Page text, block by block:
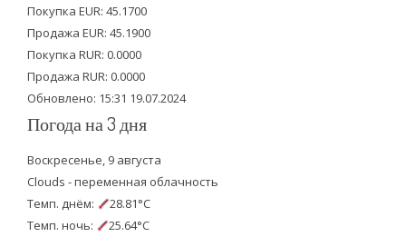
e
r
o
o
k
b
e
Покупка EUR: 45.1700
Продажа EUR: 45.1900
Покупка RUR: 0.0000
Продажа RUR: 0.0000
Обновлено: 15:31 19.07.2024
Погода на 3 дня
Воскресенье, 9 августа
Clouds - переменная облачность
Темп. днём:
28.81°C
Темп. ночь:
25.64°C